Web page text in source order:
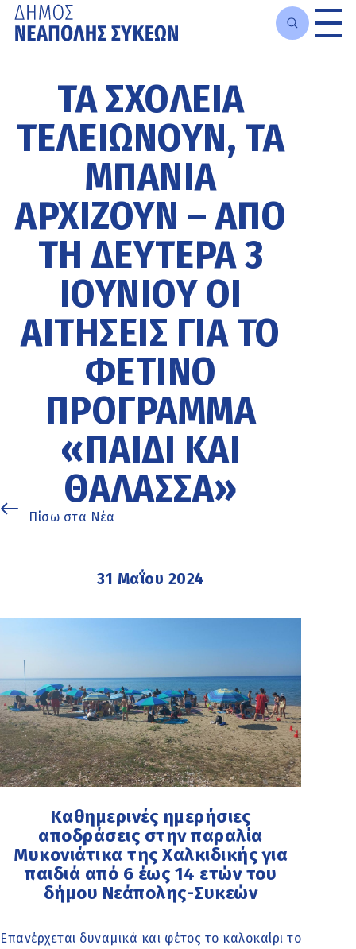
περιεχόμενοΤΑ ΣΧΟΛΕΊΑ
ΤΕΛΕΙΏΝΟΥΝ, ΤΑ
ΜΠΆΝΙΑ
ΑΡΧΊΖΟΥΝ – ΑΠΌ
ΤΗ ΔΕΥΤΈΡΑ 3
ΙΟΥΝΊΟΥ ΟΙ
ΑΙΤΉΣΕΙΣ ΓΙΑ ΤΟ
ΦΕΤΙΝΌ
ΠΡΌΓΡΑΜΜΑ
«ΠΑΙΔΊ ΚΑΙ
ΘΆΛΑΣΣΑ»
Πίσω στα Νέα
31 Μαΐου 2024
Καθημερινές ημερήσιες
αποδράσεις στην παραλία
Μυκονιάτικα της Χαλκιδικής για
παιδιά από 6 έως 14 ετών του
δήμου Νεάπολης-Συκεών
Επανέρχεται δυναμικά και φέτος το καλοκαίρι το